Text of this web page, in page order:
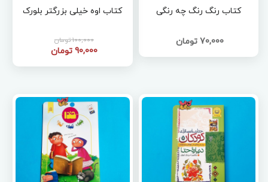
کتاب رنگ رنگ چه رنگی
70,000 تومان
کتاب اوه خیلی بزرگتر بلورک
100,000 تومان
90,000 تومان